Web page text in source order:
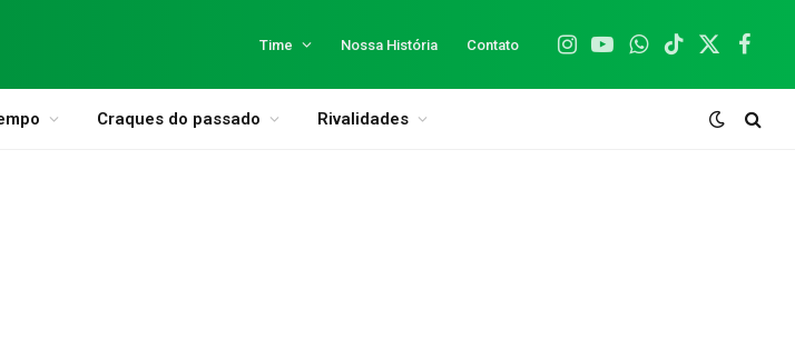
Time Nossa História Contato
Instagram
YouTubeWhatsApp
TikTok
X
Craques do passado Rivalidades